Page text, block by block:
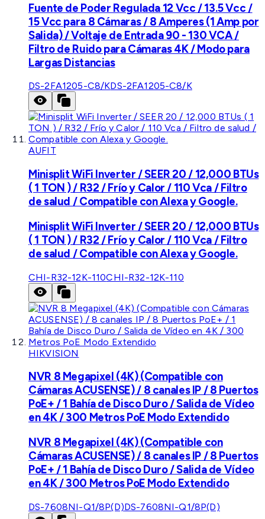
Fuente de Poder Regulada 12 Vcc / 13.5 Vcc /
15 Vcc para 8 Cámaras / 8 Amperes (1 Amp por
Salida) / Voltaje de Entrada 90 - 130 VCA /
Filtro de Ruido para Cámaras 4K / Modo para
Largas Distancias
DS-2FA1205-C8/KDS-2FA1205-C8/K
AUFIT
Minisplit WiFi Inverter / SEER 20 / 12,000 BTUs
( 1 TON ) / R32 / Frío y Calor / 110 Vca / Filtro
de salud / Compatible con Alexa y Google.
Minisplit WiFi Inverter / SEER 20 / 12,000 BTUs
( 1 TON ) / R32 / Frío y Calor / 110 Vca / Filtro
de salud / Compatible con Alexa y Google.
CHI-R32-12K-110CHI-R32-12K-110
HIKVISION
NVR 8 Megapixel (4K) (Compatible con
Cámaras ACUSENSE) / 8 canales IP / 8 Puertos
PoE+ / 1 Bahía de Disco Duro / Salida de Vídeo
en 4K / 300 Metros PoE Modo Extendido
NVR 8 Megapixel (4K) (Compatible con
Cámaras ACUSENSE) / 8 canales IP / 8 Puertos
PoE+ / 1 Bahía de Disco Duro / Salida de Vídeo
en 4K / 300 Metros PoE Modo Extendido
DS-7608NI-Q1/8P(D)DS-7608NI-Q1/8P(D)